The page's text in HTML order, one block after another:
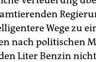
Wege zu
nach politischen
Liter Benzin